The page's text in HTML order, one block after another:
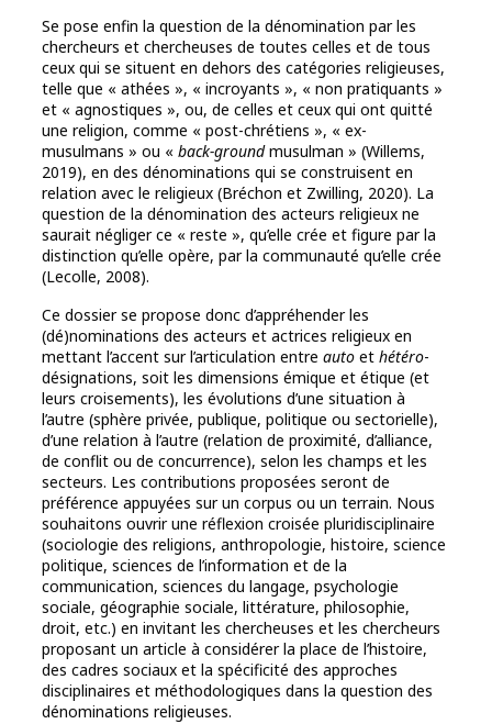
Se pose enfin la question de la dénomination par les
chercheurs et chercheuses de toutes celles et de tous
ceux qui se situent en dehors des catégories religieuses,
telle que « athées », « incroyants », « non pratiquants »
et « agnostiques », ou, de celles et ceux qui ont quitté
une religion, comme « post-chrétiens », « ex-
musulmans » ou « back-groundmusulman » (Willems,
2019), en des dénominations qui se construisent en
relation avec le religieux (Bréchon et Zwilling, 2020). La
question de la dénomination des acteurs religieux ne
saurait négliger ce « reste », qu’elle crée et figure par la
distinction qu’elle opère, par la communauté qu’elle crée
(Lecolle, 2008).
Ce dossier se propose donc d’appréhender les
(dé)nominations des acteurs et actrices religieux en
mettant l’accent sur l’articulation entre auto et hétéro-
désignations, soit les dimensions émique et étique (et
leurs croisements), les évolutions d’une situation à
l’autre (sphère privée, publique, politique ou sectorielle),
d’une relation à l’autre (relation de proximité, d’alliance,
de conflit ou de concurrence), selon les champs et les
secteurs. Les contributions proposées seront de
préférence appuyées sur un corpus ou un terrain. Nous
souhaitons ouvrir une réflexion croisée pluridisciplinaire
(sociologie des religions, anthropologie, histoire, science
politique, sciences de l’information et de la
communication, sciences du langage, psychologie
sociale, géographie sociale, littérature, philosophie,
droit, etc.) en invitant les chercheuses et les chercheurs
proposant un article à considérer la place de l’histoire,
des cadres sociaux et la spécificité des approches
disciplinaires et méthodologiques dans la question des
dénominations religieuses.